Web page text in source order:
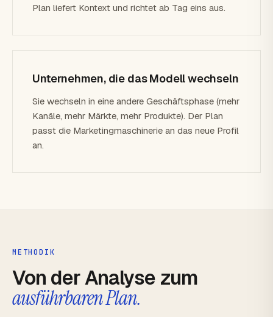
Plan liefert Kontext und richtet ab Tag eins aus.
Unternehmen, die das Modell wechseln
Sie wechseln in eine andere Geschäftsphase (mehr
Kanäle, mehr Märkte, mehr Produkte). Der Plan
passt die Marketingmaschinerie an das neue Profil
an.
METHODIK
Von der Analyse zum
ausführbaren Plan.